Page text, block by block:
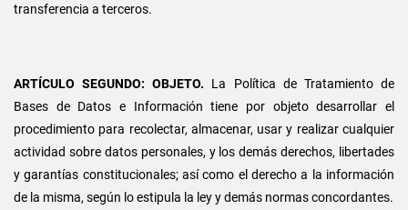
transferencia a terceros.
ARTÍCULO SEGUNDO: OBJETO. La Política de Tratamiento de
Bases de Datos e Información tiene por objeto desarrollar el
procedimiento para recolectar, almacenar, usar y realizar cualquier
actividad sobre datos personales, y los demás derechos, libertades
y garantías constitucionales; así como el derecho a la información
de la misma, según lo estipula la ley y demás normas concordantes.